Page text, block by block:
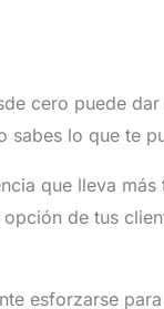
cero puede
sabes lo que te
que lleva
de tus
esforzarse